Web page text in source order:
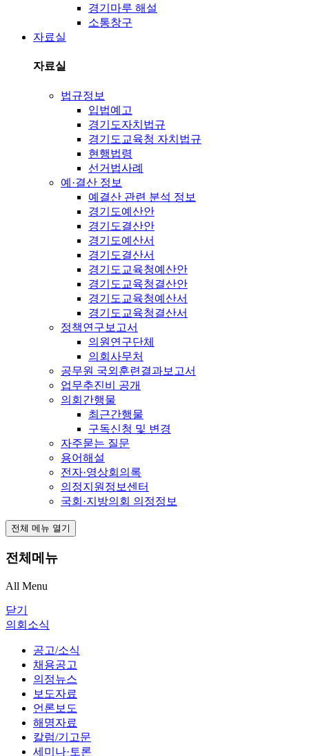
경기마루 해설
소통창구
자료실
자료실
법규정보
입법예고
경기도자치법규
경기도교육청 자치법규
현행법령
선거법사례
예·결산 정보
예결산 관련 분석 정보
경기도예산안
경기도결산안
경기도예산서
경기도결산서
경기도교육청예산안
경기도교육청결산안
경기도교육청예산서
경기도교육청결산서
정책연구보고서
의원연구단체
의회사무처
공무원 국외훈련결과보고서
업무추진비 공개
의회간행물
최근간행물
구독신청 및 변경
자주묻는 질문
용어해설
전자·영상회의록
의정지원정보센터
국회·지방의회 의정정보
전체 메뉴 열기
전체메뉴
All Menu
닫기
의회소식
공고/소식
채용공고
의정뉴스
보도자료
언론보도
해명자료
칼럼/기고문
세미나·토론